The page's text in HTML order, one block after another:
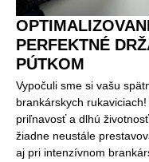
PERFEKTNÉ
PÚTKOM
Vypočuli sme si vašu
brankárskych
priľnavosť a dlhú
žiadne neustále
aj pri intenzívnom